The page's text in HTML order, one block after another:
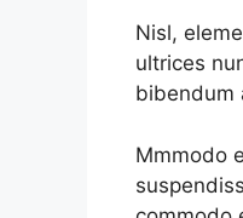
Nisl,
ultrices
bibendum
Mmmodo